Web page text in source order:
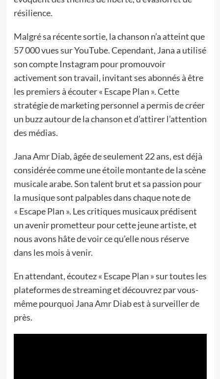
résilience.
Malgré sa récente sortie, la chanson n’a atteint que
57 000 vues sur YouTube. Cependant, Jana a utilisé
son compte Instagram pour promouvoir
activement son travail, invitant ses abonnés à être
les premiers à écouter « Escape Plan ». Cette
stratégie de marketing personnel a permis de créer
un buzz autour de la chanson et d’attirer l’attention
des médias.
Jana Amr Diab, âgée de seulement 22 ans, est déjà
considérée comme une étoile montante de la scène
musicale arabe. Son talent brut et sa passion pour
la musique sont palpables dans chaque note de
« Escape Plan ». Les critiques musicaux prédisent
un avenir prometteur pour cette jeune artiste, et
nous avons hâte de voir ce qu’elle nous réserve
dans les mois à venir.
En attendant, écoutez « Escape Plan » sur toutes les
plateformes de streaming et découvrez par vous-
même pourquoi Jana Amr Diab est à surveiller de
près.